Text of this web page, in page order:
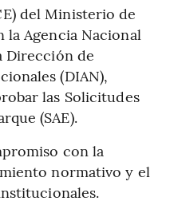
del Ministerio de
Agencia Nacional
Dirección de
(DIAN),
las Solicitudes
(SAE).
con la
normativo y el